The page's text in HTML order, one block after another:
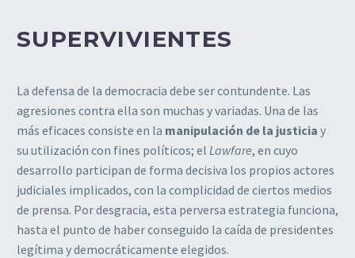
SUPERVIVIENTES
La defensa de la democracia debe ser contundente. Las
agresiones contra ella son muchas y variadas. Una de las
más eficaces consiste en la manipulación de la justicia y
su utilización con fines políticos; el Lawfare, en cuyo
desarrollo participan de forma decisiva los propios actores
judiciales implicados, con la complicidad de ciertos medios
de prensa. Por desgracia, esta perversa estrategia funciona,
hasta el punto de haber conseguido la caída de presidentes
legítima y democráticamente elegidos.